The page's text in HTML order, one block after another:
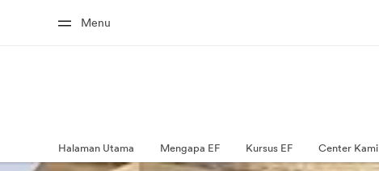
Menu
Halaman Utama Mengapa EF Kursus EF Center Kami